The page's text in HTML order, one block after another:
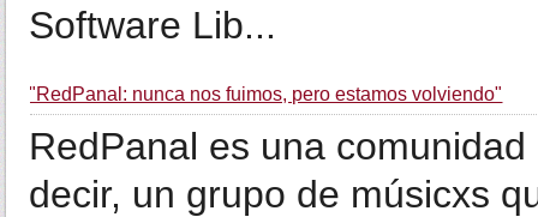
Software Lib...
"RedPanal: nunca nos fuimos, pero estamos volviendo"
RedPanal es una
decir, un grupo de músicxs